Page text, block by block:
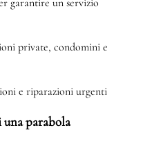
private, condomini e
e riparazioni urgenti
una parabola